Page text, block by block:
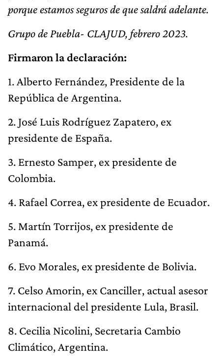
porque estamos seguros de que saldrá adelante.
Grupo de Puebla- CLAJUD, febrero 2023.
Firmaron la declaración:
1. Alberto Fernández, Presidente de la
República de Argentina.
2. José Luis Rodríguez Zapatero, ex
presidente de España.
3. Ernesto Samper, ex presidente de
Colombia.
4. Rafael Correa, ex presidente de Ecuador.
5. Martín Torrijos, ex presidente de
Panamá.
6. Evo Morales, ex presidente de Bolivia.
7. Celso Amorin, ex Canciller, actual asesor
internacional del presidente Lula, Brasil.
8. Cecilia Nicolini, Secretaria Cambio
Climático, Argentina.